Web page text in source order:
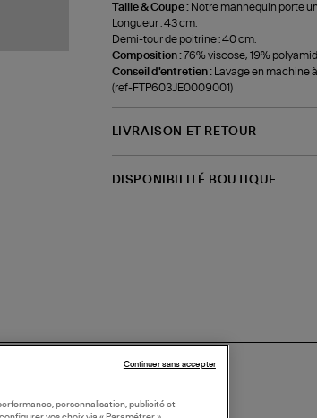
Taille & Coupe : Notre mannequin porte
Longueur : 43 cm.
Demi-tour de poitrine : 40 cm.
Composition :76% viscose, 19%
Conseil d'entretien :
Lavage en machine
(ref-FTP603JE0009001)
LIVRAISON ET RETOUR
DISPONIBILITÉ BOUTIQUE
personnalisation, publicité et
Continuer sans accepter